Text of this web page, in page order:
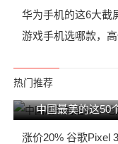
华为手机的这6大截
游戏手机选哪款，
热门推荐
中国最美的这50
涨价20% 谷歌Pixel